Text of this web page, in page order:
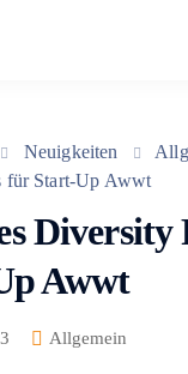
Neuigkeiten
für Start-Up Awwt
Diversity
Awwt
Allgemein